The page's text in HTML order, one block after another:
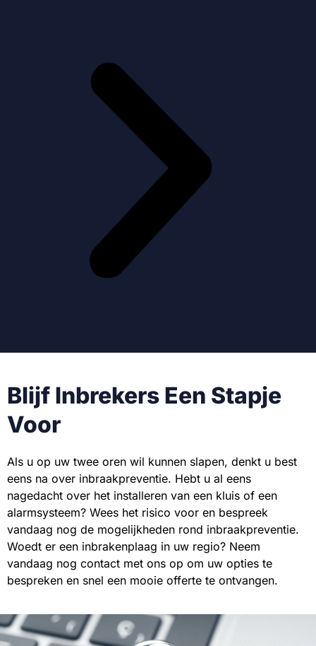
Blijf Inbrekers Een Stapje
Voor
Als u op uw twee oren wil kunnen slapen, denkt u best
eens na over inbraakpreventie. Hebt u al eens
nagedacht over het installeren van een kluis of een
alarmsysteem? Wees het risico voor en bespreek
vandaag nog de mogelijkheden rond inbraakpreventie.
Woedt er een inbrakenplaag in uw regio? Neem
vandaag nog contact met ons op om uw opties te
bespreken en snel een mooie offerte te ontvangen.